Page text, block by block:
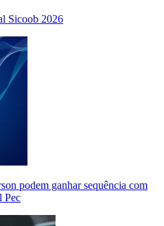
Sicoob 2026
podem ganhar sequência com
Pec